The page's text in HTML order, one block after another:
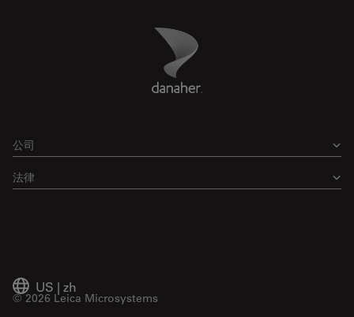
Danaher Logo
公司
法律
US | zh
© 2026 Leica Microsystems